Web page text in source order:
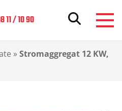
11 / 10 90
»Stromaggregat 12 KW,